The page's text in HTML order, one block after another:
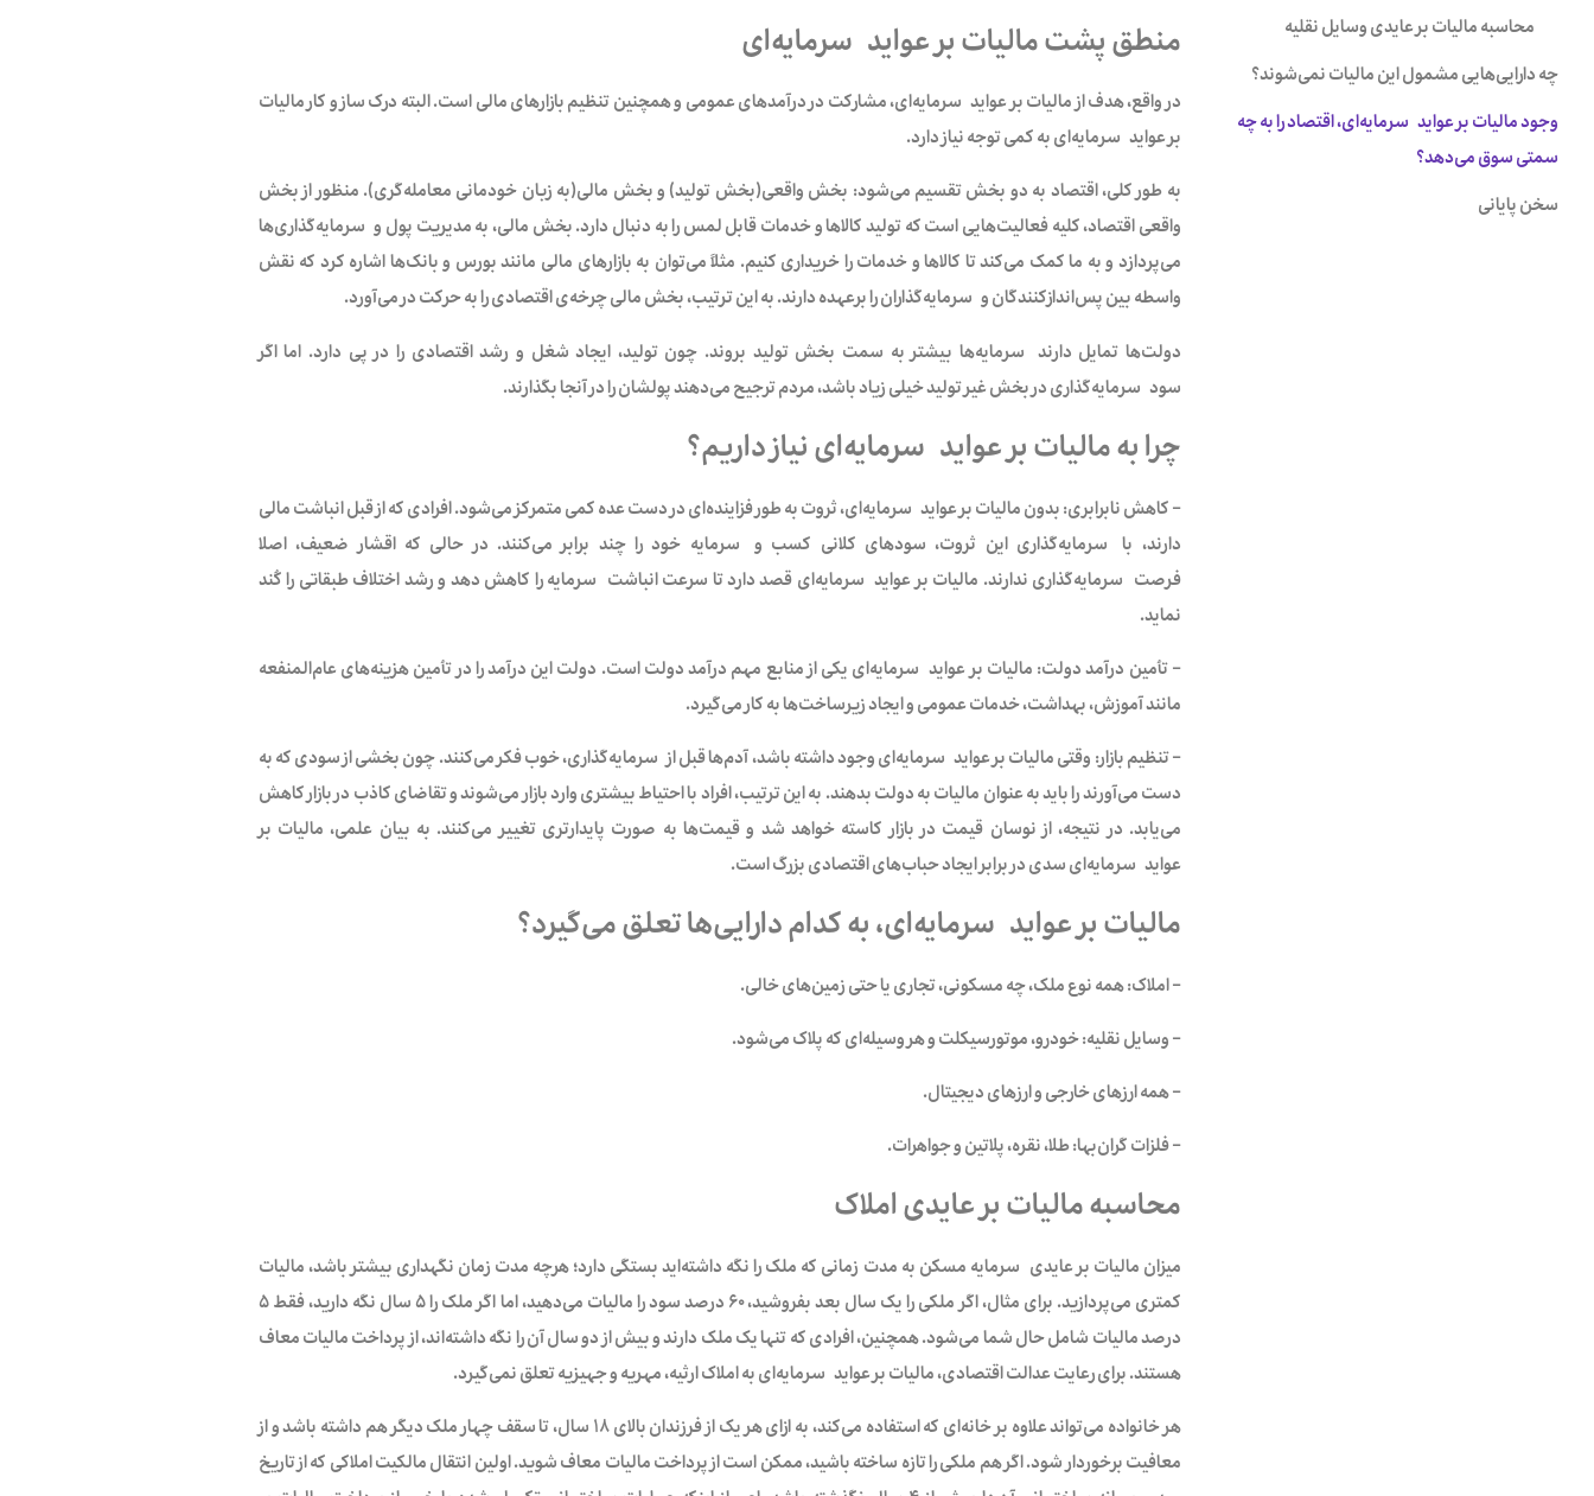
محاسبه مالیات بر عایدی وسایل نقلیه
چه دارایی‌هایی مشمول این مالیات نمی‌شوند؟
وجود مالیات بر عواید سرمایه‌ای، اقتصاد را به چه
سمتی سوق‌ می‌دهد؟
سخن پایانی
منطق پشت مالیات بر عواید سرمایه‌ای
در واقع، هدف از مالیات بر عواید سرمایه‌ای، مشارکت در درآمدهای عمومی و همچنین تنظیم بازارهای مالی است. البته درک ساز و کار مالیات
بر عواید سرمایه‌ای به کمی توجه نیاز دارد.
به طور کلی، اقتصاد به دو بخش تقسیم می‌شود: بخش واقعی(بخش تولید) و بخش مالی(به زبان خودمانی معامله‌گری). منظور از بخش
واقعی اقتصاد، کلیه فعالیت‌هایی است که تولید کالاها و خدمات قابل لمس را به دنبال دارد. بخش مالی، به مدیریت پول و سرمایه‌گذاری‌ها
می‌پردازد و به ما کمک می‌کند تا کالاها و خدمات را خریداری کنیم. مثلاً می‌توان به بازارهای مالی مانند بورس و بانک‌ها اشاره کرد که نقش
واسطه بین پس‌اندازکنندگان و سرمایه‌گذاران را برعهده دارند. به این ترتیب،‌ بخش مالی چرخه‌ی اقتصادی را به حرکت در می‌آورد.
دولت‌ها تمایل دارند سرمایه‌ها بیشتر به سمت بخش تولید بروند. چون تولید، ایجاد شغل و رشد اقتصادی را در پی دارد. اما اگر
سود سرمایه‌گذاری در بخش غیر تولید خیلی زیاد باشد، مردم ترجیح می‌دهند پولشان را در آنجا بگذارند.
چرا به مالیات بر عواید سرمایه‌ای نیاز داریم؟
– کاهش‌ نابرابری: بدون مالیات بر عواید سرمایه‌ای، ثروت به طور فزاینده‌ای در دست عده کمی متمرکز می‌شود. افرادی که از قبل انباشت مالی
دارند، با سرمایه‌گذاری این ثروت، سودهای کلانی کسب و سرمایه‌ خود را چند برابر می‌کنند. در حالی که اقشار ضعیف،‌ اصلا
فرصت سرمایه‌گذاری ندارند. مالیات بر عواید سرمایه‌ای قصد دارد تا سرعت انباشت سرمایه‌ را کاهش دهد و رشد اختلاف طبقاتی را کُند
نماید.
– تأمین درآمد دولت: مالیات بر عواید سرمایه‌ای یکی از منابع مهم درآمد دولت است. دولت این درآمد را در تأمین هزینه‌های عام‌المنفعه
مانند آموزش، بهداشت‌، خدمات عمومی و ایجاد زیرساخت‌ها به کار می‌گیرد.
– تنظیم بازار: وقتی مالیات بر عواید سرمایه‌ای وجود داشته باشد، آدم‌ها قبل از سرمایه‌گذاری، خوب فکر می‌کنند. چون بخشی از سودی که به
دست می‌آورند را باید به عنوان مالیات به دولت بدهند. به این ترتیب، افراد با احتیاط بیشتری وارد بازار می‌شوند و تقاضای کاذب در بازار کاهش
می‌یابد. در نتیجه، از نوسان قیمت در بازار کاسته خواهد شد و قیمت‌ها به صورت پایدارتری تغییر می‌کنند.‌ به بیان علمی، مالیات بر
عواید سرمایه‌ای سدی در برابر ایجاد حباب‌های اقتصادی بزرگ است.
مالیات بر عواید سرمایه‌ای، به کدام دارایی‌ها تعلق می‌گیرد؟
– املاک: همه نوع ملک، چه مسکونی، تجاری یا حتی زمین‌های خالی.
– وسایل نقلیه: خودرو، موتورسیکلت و هر وسیله‌ای که پلاک می‌شود.
– همه ارزهای خارجی و ارزهای دیجیتال.
– فلزات گران‌بها: طلا، نقره، پلاتین و جواهرات.
محاسبه مالیات بر عایدی املاک
میزان مالیات بر عایدی سرمایه مسکن به مدت زمانی که ملک را نگه داشته‌اید بستگی دارد؛ هرچه مدت زمان نگهداری بیشتر باشد، مالیات
کمتری می‌پردازید. برای مثال، اگر ملکی را یک سال بعد بفروشید، ۶۰ درصد سود را مالیات می‌دهید، اما اگر ملک را ۵ سال نگه دارید، فقط ۵
درصد مالیات شامل حال شما می‌شود. همچنین، افرادی که تنها یک ملک دارند و بیش از دو سال آن را نگه داشته‌اند، از پرداخت مالیات معاف
هستند. برای رعایت عدالت اقتصادی، مالیات بر عواید سرمایه‌ای به املاک ارثیه، مهریه و جهیزیه تعلق نمی‌گیرد.
هر خانواده می‌تواند علاوه بر خانه‌ای که استفاده می‌کند، به ازای هر یک از فرزندان بالای ۱۸ سال، تا سقف چهار ملک دیگر هم داشته باشد و از
معافیت برخوردار شود. اگر هم ملکی را تازه ساخته باشید، ممکن است از پرداخت مالیات معاف شوید. اولین انتقال مالکیت املاکی که از تاریخ